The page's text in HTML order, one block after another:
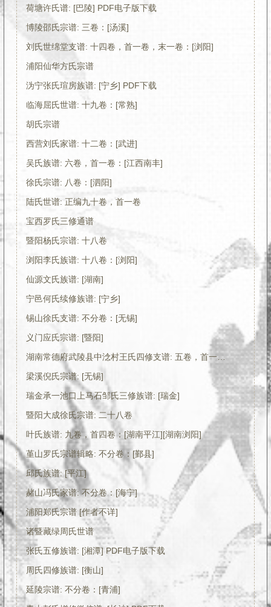
荷塘许氏谱: [巴陵] PDF电子版下载
博陵邵氏宗谱: 三卷：[汤溪]
刘氏世绵堂支谱: 十四卷，首一卷，末一卷：[浏阳]
浦阳仙华方氏宗谱
沩宁张氏瑄房族谱: [宁乡] PDF下载
临海屈氏世谱: 十九卷：[常熟]
胡氏宗谱
西营刘氏家谱: 十二卷：[武进]
吴氏族谱: 六卷，首一卷：[江西南丰]
徐氏宗谱: 八卷：[泗阳]
陆氏世谱: 正编九十卷，首一卷
宝西罗氏三修通谱
暨阳杨氏宗谱: 十八卷
浏阳李氏族谱: 十八卷：[浏阳]
仙源文氏族谱: [湖南]
宁邑何氏续修族谱: [宁乡]
锡山徐氏支谱: 不分卷：[无锡]
义门应氏宗谱: [暨阳]
湖南常德府武陵县中淰村王氏四修支谱: 五卷，首一卷：[湖南常德]
梁溪倪氏宗谱: [无锡]
瑞金承一池口上马石邹氏三修族谱: [瑞金]
暨阳大成徐氏宗谱: 二十八卷
叶氏族谱: 九卷，首四卷：[湖南平江][湖南浏阳]
堇山罗氏宗谱辑略: 不分卷：[鄞县]
邱氏族谱: [平江]
赭山冯氏家谱: 不分卷：[海宁]
浦阳郑氏宗谱 [作者不详]
诸暨藏绿周氏世谱
张氏五修族谱: [湘潭] PDF电子版下载
周氏四修族谱: [衡山]
延陵宗谱: 不分卷：[青浦]